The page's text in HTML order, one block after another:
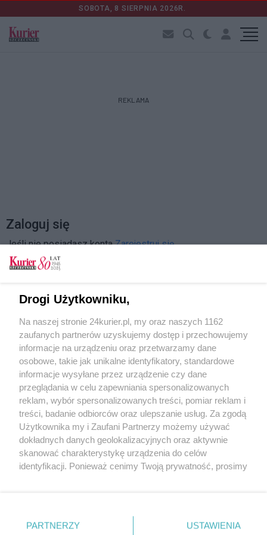
SOBOTA, 8 SIERPNIA 2026R.
REKLAMA
Zaloguj się
Jeśli nie posiadasz kontaZarejestruj się
Zapamiętać?
Zaloguj
Zapomniałem hasła
Copyright © 2022 Kurier Szczeciński sp. z o.o.
Drogi Użytkowniku,
Na naszej stronie 24kurier.pl, my oraz naszych 1162
zaufanych partnerów uzyskujemy dostęp i przechowujemy
informacje na urządzeniu oraz przetwarzamy dane
osobowe, takie jak unikalne identyfikatory, standardowe
informacje wysyłane przez urządzenie czy dane
przeglądania w celu zapewniania spersonalizowanych
reklam, wybór spersonalizowanych treści, pomiar reklam i
treści, badanie odbiorców oraz ulepszanie usług. Za zgodą
Użytkownika my i Zaufani Partnerzy możemy używać
dokładnych danych geolokalizacyjnych oraz aktywnie
skanować charakterystykę urządzenia do celów
identyfikacji. Ponieważ cenimy Twoją prywatność, prosimy
prywatności znajdujący się w lewym dolnym rogu strony
. Niektóre rodzaje przetwarzania danych nie wymagają
PARTNERZY USTAWIENIA